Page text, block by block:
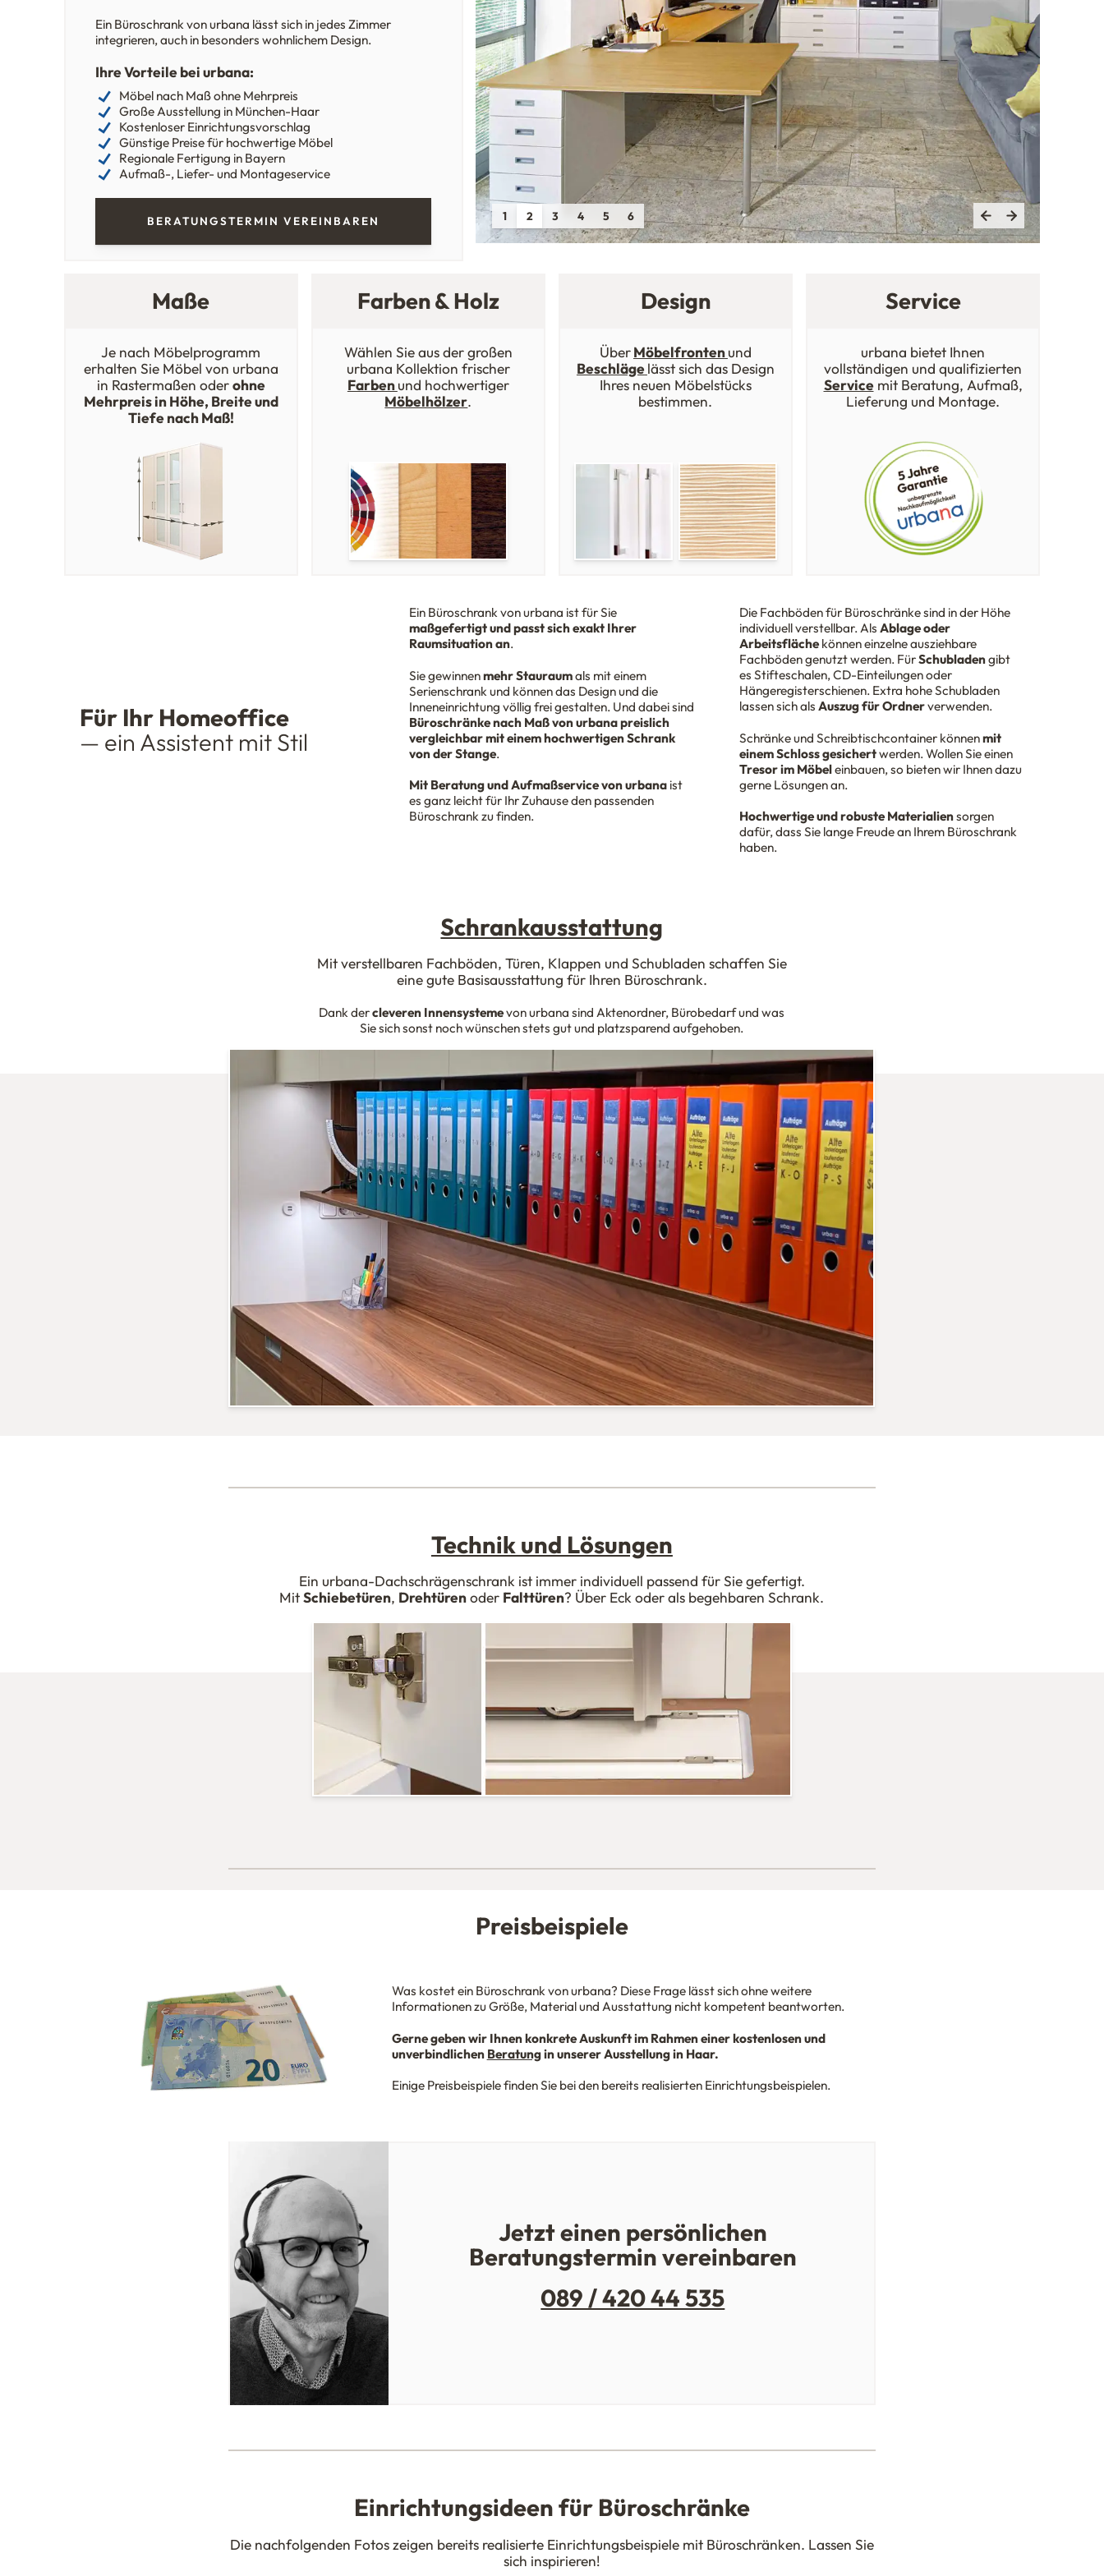
Ein Büroschrank von urbana lässt sich in jedes Zimmer
integrieren, auch in besonders wohnlichem Design.
Ihre Vorteile bei urbana:
Möbel nach Maß ohne Mehrpreis
Große Ausstellung in München-Haar
Kostenloser Einrichtungsvorschlag
Günstige Preise für hochwertige Möbel
Regionale Fertigung in Bayern
Aufmaß-, Liefer- und Montageservice
BERATUNGSTERMIN VEREINBAREN 1 2 3 4 5 6
Maße
Je nach Möbelprogramm
erhalten Sie Möbel von urbana
in Rastermaßen oderohne
Mehrpreis in Höhe, Breite und
Tiefe nach Maß!
Farben & Holz
Wählen Sie aus der großen
urbana Kollektion frischer
Farbenund hochwertiger
Möbelhölzer.
Design
ÜberMöbelfrontenund
Beschlägelässt sich das Design
Ihres neuen Möbelstücks
bestimmen.
Service
urbana bietet Ihnen
vollständigen und qualifizierten
Servicemit Beratung, Aufmaß,
Lieferung und Montage.
Für Ihr Homeoffice
— ein Assistent mit Stil
Ein Büroschrank von urbana ist für Sie
maßgefertigt und passt sich exakt Ihrer
Raumsituation an.
Sie gewinnenmehr Stauraumals mit einem
Serienschrank und können das Design und die
Inneneinrichtung völlig frei gestalten. Und dabei sind
Büroschränke nach Maß von urbana preislich
vergleichbar mit einem hochwertigen Schrank
von der Stange.
Mit Beratung und Aufmaßservice von urbana ist
es ganz leicht für Ihr Zuhause den passenden
Büroschrank zu finden.
Die Fachböden für Büroschränke sind in der Höhe
individuell verstellbar. Als Ablage oder
Arbeitsflächekönnen einzelne ausziehbare
Fachbödengenutzt werden. FürSchubladengibt
es Stifteschalen, CD-Einteilungen oder
Hängeregisterschienen. Extra hohe Schubladen
lassen sich als Auszug für Ordnerverwenden.
Schränke und Schreibtischcontainer könnenmit
einem Schloss gesichertwerden. Wollen Sie einen
Tresor im Möbeleinbauen, so bieten wir Ihnen dazu
gerne Lösungen an.
Hochwertige und robuste Materialiensorgen
dafür, dass Sie lange Freude an Ihrem Büroschrank
haben.
Schrankausstattung
Mit verstellbaren Fachböden, Türen, Klappen und Schubladen schaffen Sie
eine gute Basisausstattung für Ihren Büroschrank.
Dank dercleveren Innensystemevon urbana sind Aktenordner, Bürobedarf und was
Sie sich sonst noch wünschen stets gut und platzsparend aufgehoben.
Technik und Lösungen
Ein urbana-Dachschrägenschrank ist immer individuell passend für Sie gefertigt.
MitSchiebetüren, Drehtürenoder Falttüren? Über Eck oder als begehbaren Schrank.
Preisbeispiele
Was kostet ein Büroschrank von urbana? Diese Frage lässt sich ohne weitere
Informationen zu Größe, Material und Ausstattung nicht kompetent beantworten.
Gerne geben wir Ihnen konkrete Auskunft im Rahmen einer kostenlosen und
unverbindlichen Beratungin unserer Ausstellung in Haar.
Einige Preisbeispiele finden Sie bei den bereits realisierten Einrichtungsbeispielen.
Jetzt einen persönlichen
Beratungstermin vereinbaren
089 / 420 44 535
Einrichtungsideen für Büroschränke
Die nachfolgenden Fotos zeigen bereits realisierte Einrichtungsbeispiele mit Büroschränken. Lassen Sie
sich inspirieren!